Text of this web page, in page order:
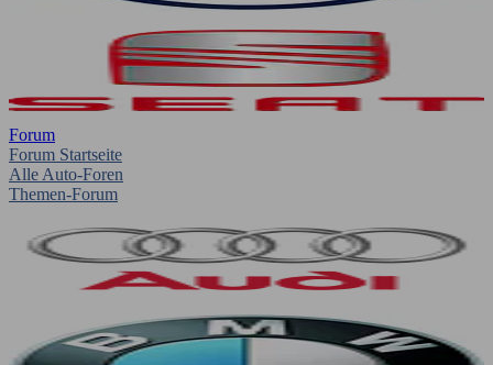
Forum
Forum Startseite
Alle Auto-Foren
Themen-Forum